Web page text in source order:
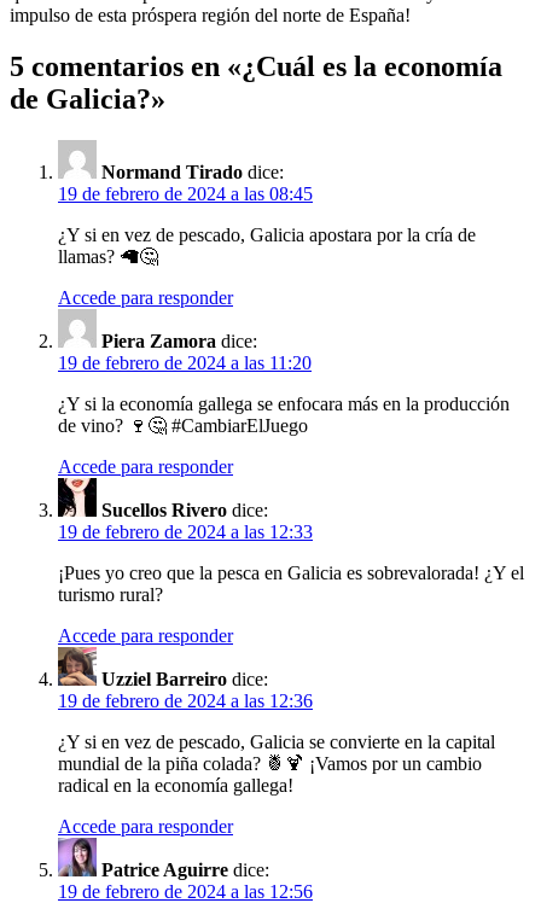
impulso de esta próspera región del norte de España!
5 comentarios en «¿Cuál es la economía
de Galicia?»
Normand Tirado dice:
19 de febrero de 2024 a las 08:45
¿Y si en vez de pescado, Galicia apostara por la cría de
llamas? 🦙🤔
Accede para responder
Piera Zamora dice:
19 de febrero de 2024 a las 11:20
¿Y si la economía gallega se enfocara más en la producción
de vino? 🍷🤔 #CambiarElJuego
Accede para responder
Sucellos Rivero dice:
19 de febrero de 2024 a las 12:33
¡Pues yo creo que la pesca en Galicia es sobrevalorada! ¿Y el
turismo rural?
Accede para responder
Uzziel Barreiro dice:
19 de febrero de 2024 a las 12:36
¿Y si en vez de pescado, Galicia se convierte en la capital
mundial de la piña colada? 🍍🍹 ¡Vamos por un cambio
radical en la economía gallega!
Accede para responder
Patrice Aguirre dice:
19 de febrero de 2024 a las 12:56